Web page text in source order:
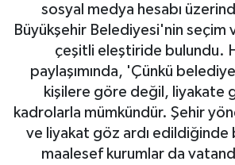
sosyal medya hesabı
Büyükşehir Belediyesi'nin seçim
çeşitli eleştiride bulundu.
paylaşımında, 'Çünkü
kişilere göre değil, liyakate
kadrolarla mümkündür. Şehir
ve liyakat göz ardı edildiğinde
maalesef kurumlar da
Asayiş
Magazin
Gayrimenkul
Spor